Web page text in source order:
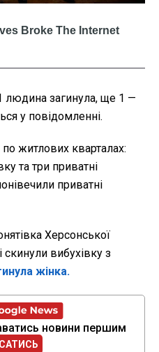
людина загинула, ще 1 —
у повідомленні.
по житлових кварталах:
та три приватні
приватні
Херсонської
скинули вибухівку з
жінка.
новини першим